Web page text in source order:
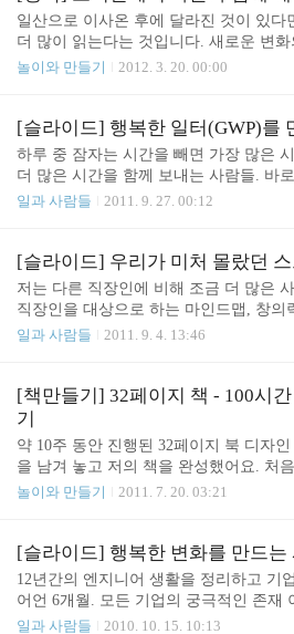
을 사랑하는 사람들을 위한 글입니다. 자
은 다음과 같은 특징을 가지고 있습니다.
적극적이다새로운 것에 개방적이고꾸준
랑하는 사람들에게 추천하고 싶은 운동
일산으로 이사온 후에 달라진 것이 있다
더 많이 읽는다는 것입니다. 새로운 변
걸어서 10분 거리에 새로 생긴 멋진 도서
반납기계에 책을 올려 놓고 도서대출카
가지 순서로 이루어 집니다. 저는 어린이
것이 있으니 바로 이 독서 통장. 자신이
게 쌓여갑니다. 부러운 마음에 사서 선
안 만들어 주나요?'라고 물어 보려다가
놀이와 만들기 2012. 3. 20. 00:00
[슬라이드] 행복한 일터(GWP)를
하루 중 잠자는 시간을 빼면 가장 많은
더 많은 시간을 함께 보내는 사람들. 바
서 많은 기업들은 어떻게 더 좋은 일터를
는 직장을 더 즐거운 곳으로 만들고 있을
이 우리의 일터를 좀 더 좋은 곳으로 만
는 사람들 2. 좌뇌와 우뇌를 함께 쓰는 사
들 사실 좋은 일터를 만든다는 것의 핵심
일과 사람들 2011. 9. 27. 00:12
[슬라이드] 우리가 미처 몰랐던
저는 다른 직장인에 비해 조금 더 많은
직장인을 대상으로 하는 마인드맵, 창의
D, 청소력, 사진찍기, TV안보기, 그리기
인데 제가 잘 경험해 보지 못한 스트레
는 것이죠. 그래서 3주간 준비를 하면서
다. 몇권의 책을 보면서 스트레스의 근본
서는 근본적으로 알지 못한채 이론적인
신을 발견했기 때문이죠. 그런데 강의 이
니다. 스트레스를 적게 받는 방법은 회복
일과 사람들 2011. 9. 4. 13:46
[책만들기] 32페이지 책 - 100시
기
약 10주 동안 진행된 32페이지 북 디자
을 남겨 놓고 저의 책을 완성했어요. 처
는데 한주 한주 선생님의 가르침에 따라
출판편집 프로그램입니다. 굉장히 많은
정도의 기능만을 사용해서 책을 만들 수
비한 후에 레이아웃을 잡고, 그림을 넣고
놀이와 만들기 2011. 7. 20. 03:21
[슬라이드] 행복한 변화를 만드는
12년간의 엔지니어 생활을 정리하고 기
어언 6개월. 모든 기업의 궁극적인 존재
윤창출만을 가지고는 훌륭한 구성원을
일과 사람들 2010. 10. 15. 10:13